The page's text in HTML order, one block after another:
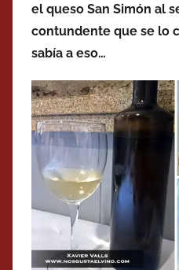
el queso San Simón al
contundente que se lo
sabía a eso…